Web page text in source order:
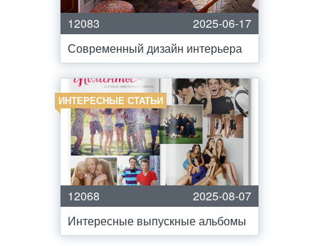
12083
2025-06-17
Современный дизайн интерьера
ИНТЕРЕСНЫЕ СТАТЬИ
12068
2025-08-07
Интересные выпускные альбомы